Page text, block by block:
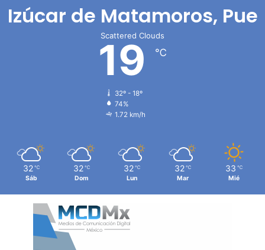
Izúcar de Matamoros, Pue
Scattered Clouds
19 ℃
32º - 18º
74%
1.72 km/h
32 ℃
Sáb
32 ℃
Dom
32 ℃
Lun
32 ℃
Mar
33 ℃
Mié